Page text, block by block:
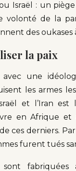
Israël : un piège
volonté de la
des
la paix
avec une
les armes
et l’Iran
en Afrique et
ces derniers. Par
furent tués
sont